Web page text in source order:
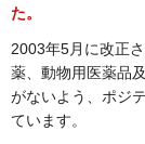
た。
2003年5月に改正
薬、動物用医薬品
がないよう、ポジ
ています。